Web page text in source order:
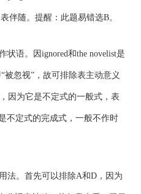
伴随。提醒：此题易错选B。
语。因ignored和the novelist是
被忽视”，故可排除表主动意义
因为它是不定式的一般式，表
不定式的完成式，一般不作时
。首先可以排除A和D，因为